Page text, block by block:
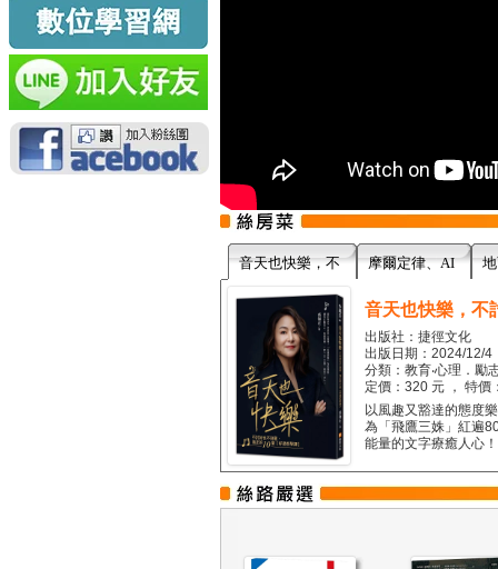
音天也快樂，不 摩爾定律、AI
音天也快樂，不
出版社：捷徑文化
出版日期：2024/12/4
分類：教育‧心理．勵
定價：320 元 ， 特價
以風趣又豁達的態度
為「飛鷹三姝」紅遍
能量的文字療癒人心